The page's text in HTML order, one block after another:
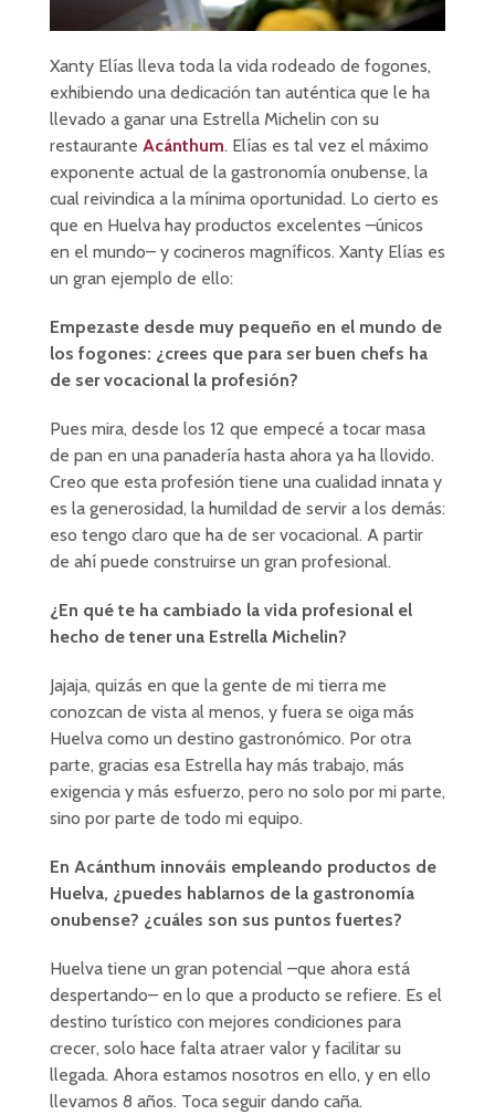
Xanty Elías lleva toda la vida rodeado de fogones,
exhibiendo una dedicación tan auténtica que le ha
llevado a ganar una Estrella Michelin con su
restaurante Acánthum. Elías es tal vez el máximo
exponente actual de la gastronomía onubense, la
cual reivindica a la mínima oportunidad. Lo cierto es
que en Huelva hay productos excelentes –únicos
en el mundo– y cocineros magníficos. Xanty Elías es
un gran ejemplo de ello:
Empezaste desde muy pequeño en el mundo de
los fogones: ¿crees que para ser buen chefs ha
de ser vocacional la profesión?
Pues mira, desde los 12 que empecé a tocar masa
de pan en una panadería hasta ahora ya ha llovido.
Creo que esta profesión tiene una cualidad innata y
es la generosidad, la humildad de servir a los demás:
eso tengo claro que ha de ser vocacional. A partir
de ahí puede construirse un gran profesional.
¿En qué te ha cambiado la vida profesional el
hecho de tener una Estrella Michelin?
Jajaja, quizás en que la gente de mi tierra me
conozcan de vista al menos, y fuera se oiga más
Huelva como un destino gastronómico. Por otra
parte, gracias esa Estrella hay más trabajo, más
exigencia y más esfuerzo, pero no solo por mi parte,
sino por parte de todo mi equipo.
En Acánthum innováis empleando productos de
Huelva, ¿puedes hablarnos de la gastronomía
onubense? ¿cuáles son sus puntos fuertes?
Huelva tiene un gran potencial –que ahora está
despertando– en lo que a producto se refiere. Es el
destino turístico con mejores condiciones para
crecer, solo hace falta atraer valor y facilitar su
llegada. Ahora estamos nosotros en ello, y en ello
llevamos 8 años. Toca seguir dando caña.